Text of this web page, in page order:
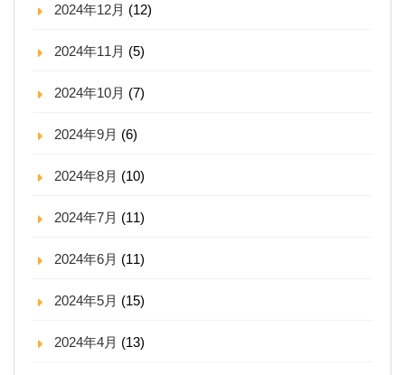
2024年12月 (12)
2024年11月 (5)
2024年10月 (7)
2024年9月 (6)
2024年8月 (10)
2024年7月 (11)
2024年6月 (11)
2024年5月 (15)
2024年4月 (13)